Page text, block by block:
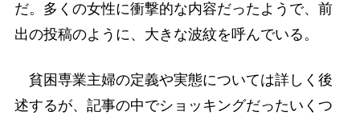
だ。多くの女性に衝撃的な内容だったようで、前
出の投稿のように、大きな波紋を呼んでいる。
貧困専業主婦の定義や実態については詳しく後
述するが、記事の中でショッキングだったいくつ